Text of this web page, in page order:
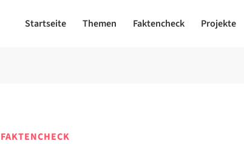
Startseite Themen Faktencheck Projekte
FAKTENCHECK